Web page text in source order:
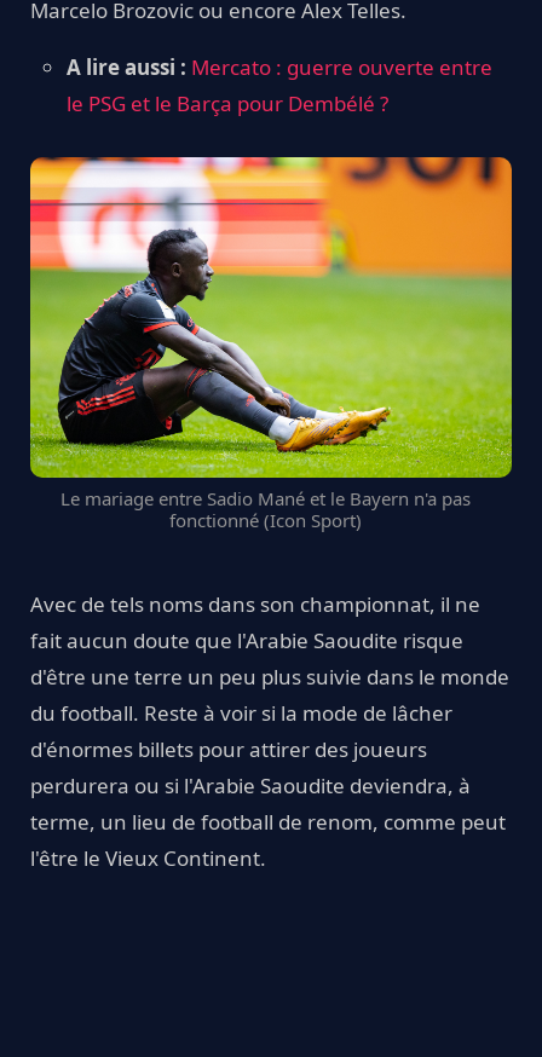
Marcelo Brozovic ou encore Alex Telles.
A lire aussi : Mercato : guerre ouverte entre
le PSG et le Barça pour Dembélé ?
Le mariage entre Sadio Mané et le Bayern n'a pas
fonctionné (Icon Sport)
Avec de tels noms dans son championnat, il ne
fait aucun doute que l'Arabie Saoudite risque
d'être une terre un peu plus suivie dans le monde
du football. Reste à voir si la mode de lâcher
d'énormes billets pour attirer des joueurs
perdurera ou si l'Arabie Saoudite deviendra, à
terme, un lieu de football de renom, comme peut
l'être le Vieux Continent.